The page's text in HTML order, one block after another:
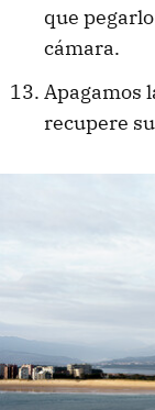
que
cámara.
Apagamos
recupere